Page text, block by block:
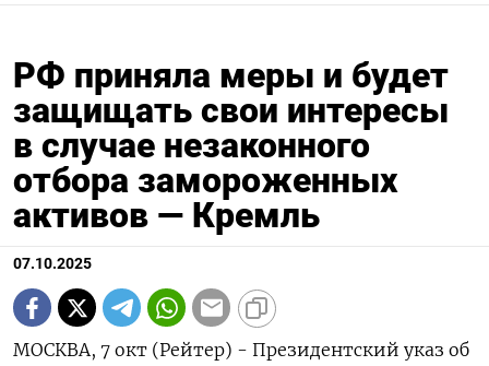
РФ приняла меры и будет
защищать свои интересы
в случае незаконного
отбора замороженных
активов — Кремль
07.10.2025
МОСКВА, 7 окт (Рейтер) - Президентский указ об